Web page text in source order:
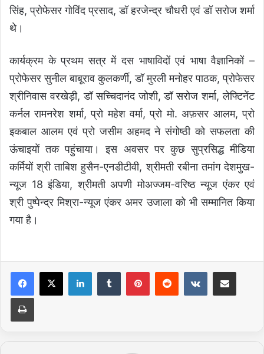
सिंह, प्रोफेसर गोविंद प्रसाद, डॉ हरजेन्द्र चौधरी एवं डॉ सरोज शर्मा
थे।
कार्यक्रम के प्रथम सत्र में दस भाषाविदों एवं भाषा वैज्ञानिकों –
प्रोफेसर सुनील बाबूराव कुलकर्णी, डॉ मुरली मनोहर पाठक, प्रोफेसर
श्रीनिवास वरखेड़ी, डॉ सच्चिदानंद जोशी, डॉ सरोज शर्मा, लेफ्टिनेंट
कर्नल रामनरेश शर्मा, प्रो महेश वर्मा, प्रो मो. अफ़सर आलम, प्रो
इकबाल आलम एवं प्रो जसीम अहमद ने संगोष्ठी को सफलता की
ऊंचाइयों तक पहुंचाया। इस अवसर पर कुछ सुप्रसिद्ध मीडिया
कर्मियों श्री ताबिश हुसैन-एनडीटीवी, श्रीमती रबीना तमांग देशमुख-
न्यूज 18 इंडिया, श्रीमती अपणी मोअज्जम-वरिष्ठ न्यूज एंकर एवं
श्री पुष्पेन्द्र मिश्रा-न्यूज एंकर अमर उजाला को भी सम्मानित किया
गया है।